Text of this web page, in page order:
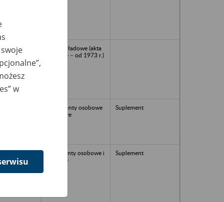
Akta zakładowe (akta
płacowe – od 1973 r.)
Dokumenty osobowe
i płacowe
Suplement
dokumenty osobowe i
płacowe
Suplement
w